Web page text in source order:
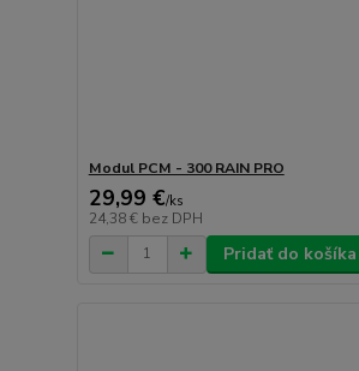
Modul PCM - 300 RAIN PRO
29,99 €/ks
24,38 € bez DPH
Pridať do košíka